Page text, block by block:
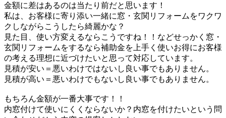
金額に差はあるのは当たり前だと思います！
私は、お客様に寄り添い一緒に窓・玄関リフォームをワクワ
クしながらこうしたら綺麗かな？
見た目、使い方変えるならこうですね！！などせっかく窓・
玄関リフォームをするなら補助金を上手く使いお得にお客様
の考える理想に近づけたいと思って対応しています。
見積が安い＝悪いわけではないし良い事でもありません。
見積が高い＝悪いわけでもないし良い事でもありません。
もちろん金額が一番大事です！！
内窓付けて使いにくくならないか？内窓を付けたいという問